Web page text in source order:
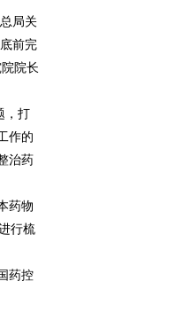
局关
前完
院长
，打
作的
治药
药物
行梳
药控